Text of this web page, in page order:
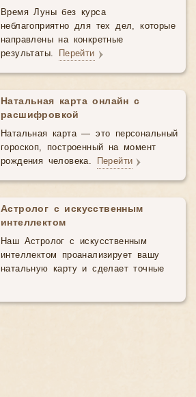
Время Луны без курса
неблагоприятно для тех дел, которые
направлены на конкретные
результаты. Перейти
Натальная карта онлайн с
расшифровкой
Натальная карта — это персональный
гороскоп, построенный на момент
рождения человека. Перейти
Астролог с искусственным
интеллектом
Наш Астролог с искусственным
интеллектом проанализирует вашу
натальную карту и сделает точные